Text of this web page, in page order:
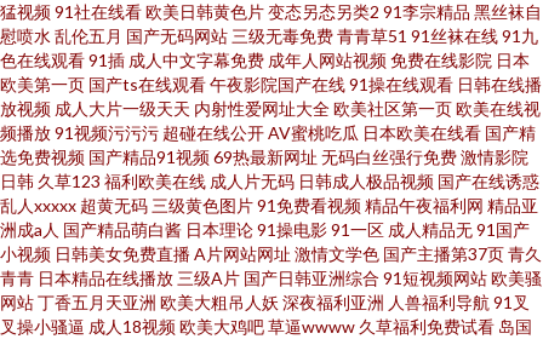
猛视频91社在线看欧美日韩黄色片变态另态另类2 91李宗精品 黑丝袜自
慰喷水乱伦五月 国产无码网站三级无毒免费青青草51 91丝袜在线91九
色在线观看91插 成人中文字幕免费 成年人网站视频免费在线影院 日本
欧美第一页 国产ts在线观看午夜影院国产在线91操在线观看 日韩在线播
放视频 成人大片一级天天 内射性爱网址大全欧美社区第一页欧美在线视
频播放91视频污污污 超碰在线公开AV蜜桃吃瓜 日本欧美在线看 国产精
选免费视频 国产精品91视频69热最新网址 无码白丝强行免费激情影院
日韩 久草123 福利欧美在线 成人片无码 日韩成人极品视频 国产在线诱惑
乱人xxxxx 超黄无码三级黄色图片91免费看视频精品午夜福利网 精品亚
洲成a人 国产精品萌白酱 日本理论91操电影91一区 成人精品无91国产
小视频 日韩美女免费直播A片网站网址 激情文学色 国产主播第37页青久
青青 日本精品在线播放三级A片 国产日韩亚洲综合 91短视频网站欧美骚
网站丁香五月天亚洲 欧美大粗吊人妖 深夜福利亚洲 人兽福利导航91叉
叉操小骚逼 成人18视频欧美大鸡吧草逼wwww 久草福利免费试看 岛国